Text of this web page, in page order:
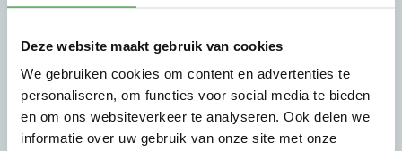
Deze website maakt gebruik van cookies
We gebruiken cookies om content en advertenties te
personaliseren, om functies voor social media te bieden
en om ons websiteverkeer te analyseren. Ook delen we
informatie over uw gebruik van onze site met onze